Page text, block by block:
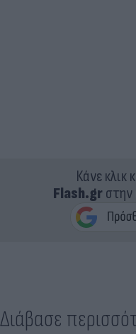
Κάνε κλικ
Flash.gr
Διάβασε